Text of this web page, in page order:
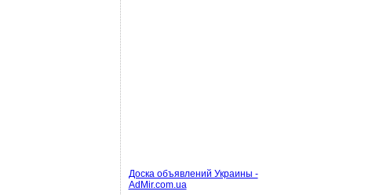
Доска объявлений Украины -
AdMir.com.ua